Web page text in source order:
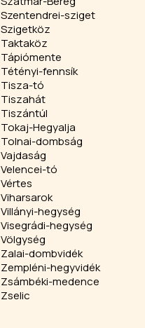
Szentendrei-sziget
Szigetköz
Taktaköz
Tápiómente
Tétényi-fennsík
Tisza-tó
Tiszahát
Tiszántúl
Tokaj-Hegyalja
Tolnai-dombság
Vajdaság
Velencei-tó
Vértes
Viharsarok
Villányi-hegység
Visegrádi-hegység
Völgység
Zalai-dombvidék
Zempléni-hegyvidék
Zsámbéki-medence
Zselic